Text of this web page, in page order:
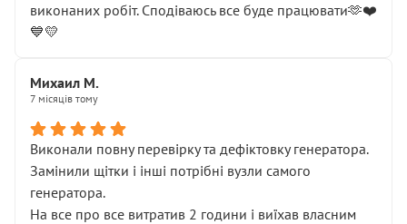
виконаних робіт. Сподіваюсь все буде працювати🫶❤️
💙💛
Михаил М.
7 місяців тому
Виконали повну перевірку та дефіктовку генератора.
Замінили щітки і інші потрібні вузли самого
генератора.
На все про все витратив 2 години і виїхав власним